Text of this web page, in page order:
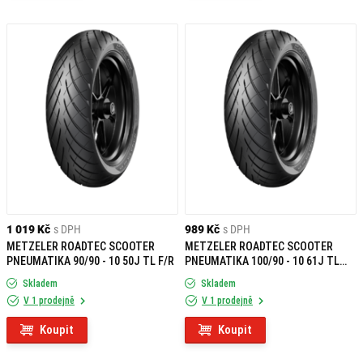
1 019 Kč s DPH
METZELER ROADTEC SCOOTER
PNEUMATIKA 90/90 - 10 50J TL F/R
Skladem
V 1 prodejně
Koupit
989 Kč s DPH
METZELER ROADTEC SCOOTER
PNEUMATIKA 100/90 - 10 61J TL
REINF F/R
Skladem
V 1 prodejně
Koupit